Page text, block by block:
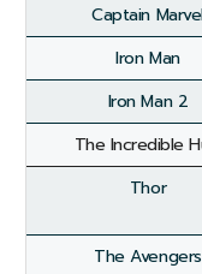
Captain
Iron Man
Iron Man 2
The Incredible
Thor
The Avengers